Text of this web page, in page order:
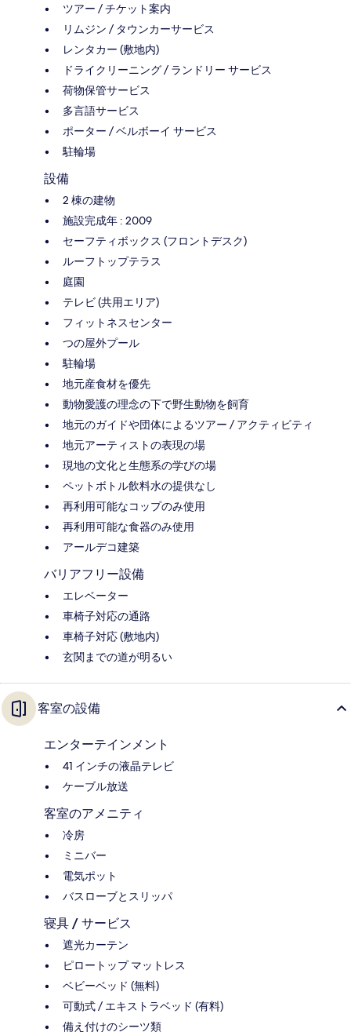
ツアー / チケット案内
リムジン / タウンカーサービス
レンタカー (敷地内)
ドライクリーニング / ランドリー サービス
荷物保管サービス
多言語サービス
ポーター / ベルボーイ サービス
駐輪場
設備
2 棟の建物
施設完成年 : 2009
セーフティボックス (フロントデスク)
ルーフトップテラス
庭園
テレビ (共用エリア)
フィットネスセンター
つの屋外プール
駐輪場
地元産食材を優先
動物愛護の理念の下で野生動物を飼育
地元のガイドや団体によるツアー / アクティビティ
地元アーティストの表現の場
現地の文化と生態系の学びの場
ペットボトル飲料水の提供なし
再利用可能なコップのみ使用
再利用可能な食器のみ使用
アールデコ建築
バリアフリー設備
エレベーター
車椅子対応の通路
車椅子対応 (敷地内)
玄関までの道が明るい
客室の設備
エンターテインメント
41 インチの液晶テレビ
ケーブル放送
客室のアメニティ
冷房
ミニバー
電気ポット
バスローブとスリッパ
寝具 / サービス
遮光カーテン
ピロートップ マットレス
ベビーベッド (無料)
可動式 / エキストラベッド (有料)
備え付けのシーツ類